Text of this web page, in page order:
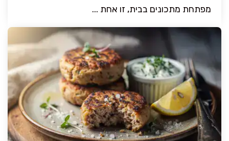
מפתחת מתכונים בבית, זו אחת ...